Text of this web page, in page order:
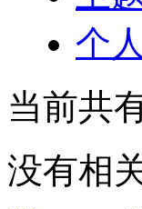
个
当前共
没有相